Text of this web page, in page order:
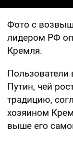
Фото с
лидером РФ
Кремля.
Пользователи
Путин, чей
традицию,
хозяином
выше его